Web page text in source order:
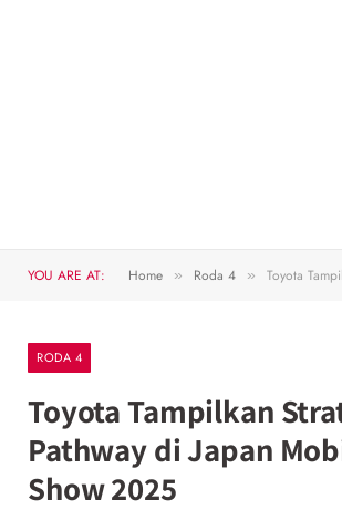
YOU ARE AT: Home » Roda 4 » Toyota Tampilkan Strategi
RODA 4
Toyota Tampilkan
Pathway di Japan
Show 2025